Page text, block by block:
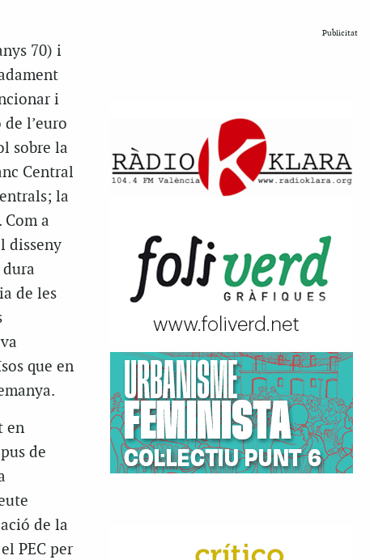
70) i
i
l’euro
sobre la
Central
la
a
disseny
de les
que en
en
de
de la
PEC per
Publicitat